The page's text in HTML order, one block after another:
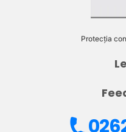
Protecția